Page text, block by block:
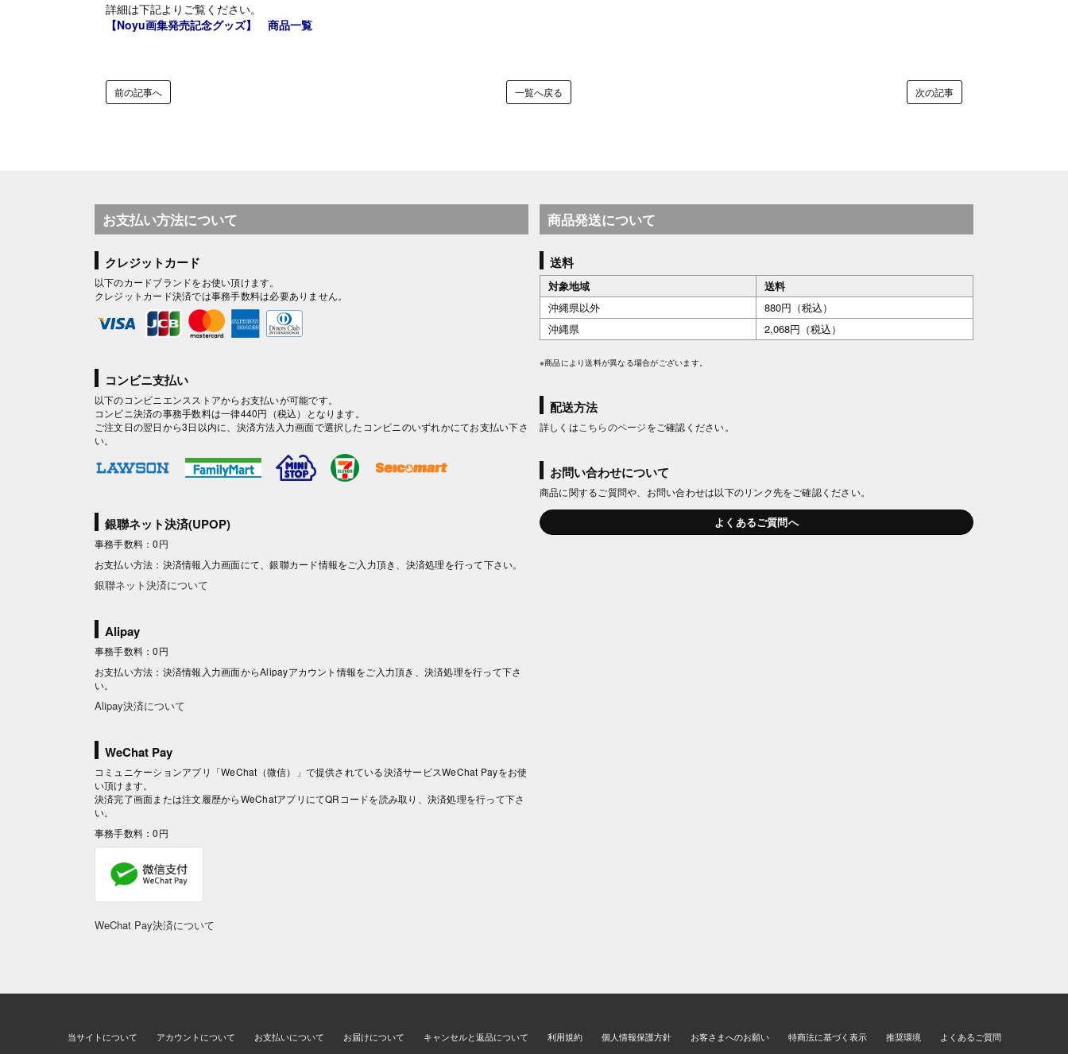
詳細は下記よりご覧ください。
【Noyu画集発売記念グッズ】 商品一覧
前の記事へ 一覧へ戻る 次の記事
お支払い方法について
クレジットカード
以下のカードブランドをお使い頂けます。
クレジットカード決済では事務手数料は必要ありません。
コンビニ支払い
以下のコンビニエンスストアからお支払いが可能です。
コンビニ決済の事務手数料は一律440円（税込）となります。
ご注文日の翌日から3日以内に、決済方法入力画面で選択したコンビニのいずれかにてお支払い下さ
い。
銀聯ネット決済(UPOP)
事務手数料：0円
お支払い方法：決済情報入力画面にて、銀聯カード情報をご入力頂き、決済処理を行って下さい。
銀聯ネット決済について
Alipay
事務手数料：0円
お支払い方法：決済情報入力画面からAlipayアカウント情報をご入力頂き、決済処理を行って下さ
い。
Alipay決済について
WeChat Pay
コミュニケーションアプリ「WeChat（微信）」で提供されている決済サービスWeChat Payをお使
い頂けます。
決済完了画面または注文履歴からWeChatアプリにてQRコードを読み取り、決済処理を行って下さ
い。
事務手数料：0円
WeChat Pay決済について
商品発送について
送料
対象地域
送料
沖縄県以外
880円（税込）
沖縄県
2,068円（税込）
※商品により送料が異なる場合がございます。
配送方法
詳しくは こちらのページをご確認ください。
お問い合わせについて
商品に関するご質問や、お問い合わせは以下のリンク先をご確認ください。
よくあるご質問へ
当サイトについて アカウントについて お支払いについて お届けについて キャンセルと返品について 利用規約 個人情報保護方針 お客さまへのお願い 特商法に基づく表示 推奨環境 よくあるご質問